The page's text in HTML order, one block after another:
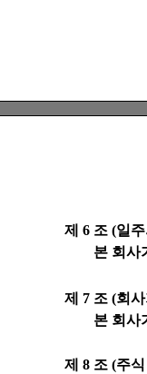
제 6 조 (일
본 회사가
제 7 조 (회
본 회사가
제 8 조 (주